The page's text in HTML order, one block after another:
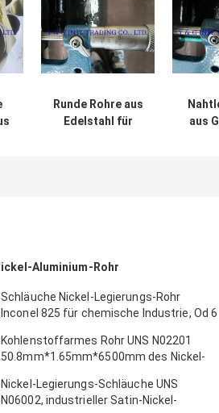
Runde Rohre aus
Edelstahl für
aus
Aluminium-Rohr
Schläuche Nickel-Legierungs-Rohr
Inconel 825 für chemische Industrie, Od 6
Kohlenstoffarmes Rohr UNS N02201
50.8mm*1.65mm*6500mm des Nickel-
Nickel-Legierungs-Schläuche UNS
N06002, industrieller Satin-Nickel-